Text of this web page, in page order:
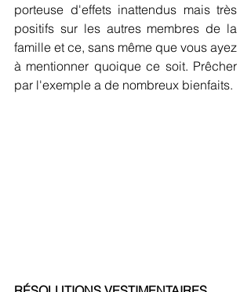
porteuse d'effets inattendus mais très
positifs sur les autres membres de la
famille et ce, sans même que vous ayez
à mentionner quoique ce soit. Prêcher
par l'exemple a de nombreux bienfaits.